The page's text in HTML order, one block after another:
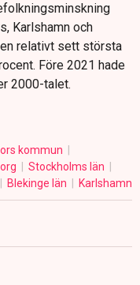
Karlshamn och
relativt sett största
Före 2021 hade
2000-talet.
kommun
Stockholms län
Blekinge län Karlshamn